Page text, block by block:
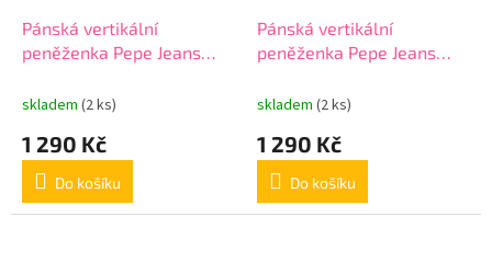
Pánská vertikální
peněženka Pepe Jeans
skladem (2 ks)
1 290 Kč
Do košíku
Pánská vertikální
peněženka Pepe Jeans
skladem (2 ks)
1 290 Kč
Do košíku